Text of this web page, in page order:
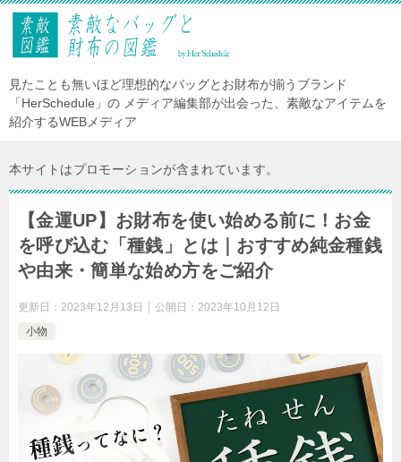
見たことも無いほど理想的なバッグとお財布が揃うブランド
「HerSchedule」の メディア編集部が出会った、素敵なアイテムを
紹介するWEBメディア
本サイトはプロモーションが含まれています。
【金運UP】お財布を使い始める前に！お金
を呼び込む「種銭」とは｜おすすめ純金種銭
や由来・簡単な始め方をご紹介
更新日： 2023年12月13日 公開日： 2023年10月12日
小物